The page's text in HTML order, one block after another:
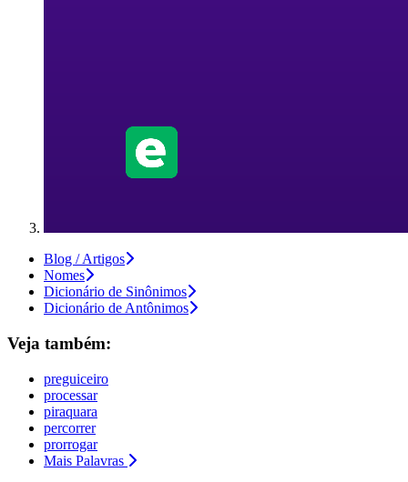
Blog / Artigos
Nomes
Dicionário de Sinônimos
Dicionário de Antônimos
Veja também:
preguiceiro
processar
piraquara
percorrer
prorrogar
Mais Palavras